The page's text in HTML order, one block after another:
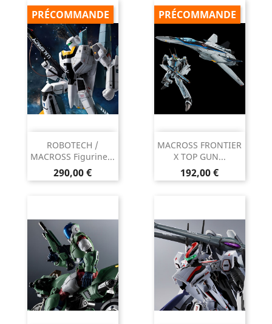
ROBOTECH /
MACROSS Figurine...
Prix
290,00 €
PRÉCOMMANDE
MACROSS FRONTIER
X TOP GUN...
Prix
192,00 €
PRÉCOMMANDE